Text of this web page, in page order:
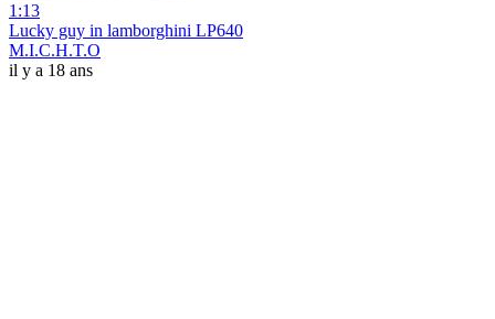
1:13
Lucky guy in lamborghini LP640
M.I.C.H.T.O
il y a 18 ans